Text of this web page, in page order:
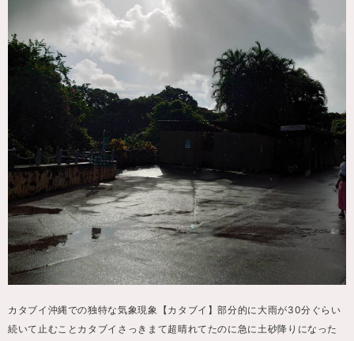
カタブイ沖縄での独特な気象現象【カタブイ】部分的に大雨が30分ぐらい
続いて止むことカタブイさっきまて超晴れてたのに急に土砂降りになった